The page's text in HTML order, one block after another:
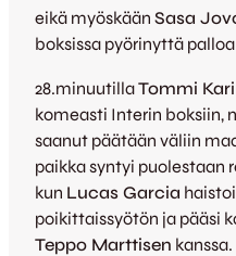
eikä myöskään Sasa
boksissa pyörinyttä
28.minuutillaTommi Kari
komeasti Interin boksiin,
saanut päätään väliin
paikka syntyi puolestaan
kun Lucas Garcia
poikittaissyötön ja pääsi
Teppo Marttisen